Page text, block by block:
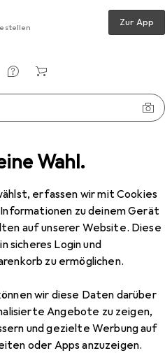
Wahl.
erfassen wir mit Cookies
zu deinem Gerät
auf unserer Website. Diese
sicheres Login und
zu ermöglichen.
wir diese Daten darüber
Angebote zu zeigen,
und gezielte Werbung auf
oder Apps anzuzeigen.
Zur App
1608
Einsteckschlösser